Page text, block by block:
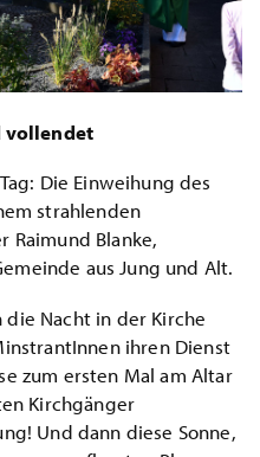
vollendet
Die Einweihung des
strahlenden
Raimund Blanke,
aus Jung und Alt.
Nacht in der Kirche
ihren Dienst
zum ersten Mal am Altar
Kirchgänger
Und dann diese Sonne,